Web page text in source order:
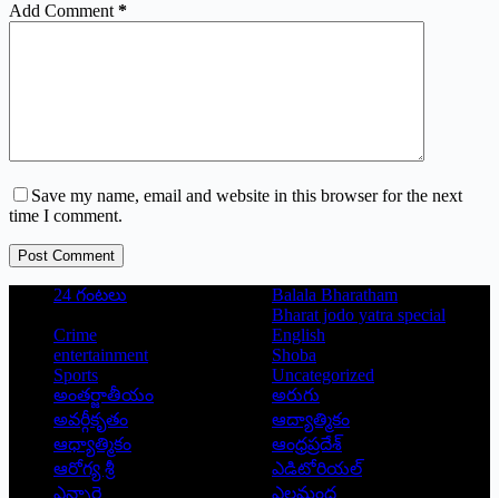
Add Comment *
Save my name, email and website in this browser for the next
time I comment.
Post Comment
24 గంటలు
Balala Bharatham
Bharat jodo yatra special
Crime
English
entertainment
Shoba
Sports
Uncategorized
అంతర్జాతీయం
అరుగు
అవర్గీకృతం
ఆద్యాత్మికం
ఆధ్యాత్మికం
ఆంధ్రప్రదేశ్
ఆరోగ్య శ్రీ
ఎడిటోరియల్
ఎన్నారై
ఎలమంద